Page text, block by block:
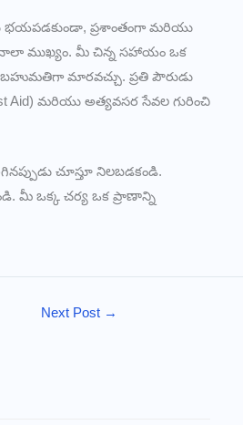
భయపడకుండా, ప్రశాంతంగా మరియు
ముఖ్యం. మీ చిన్న సహాయం ఒక
మారవచ్చు. ప్రతి పౌరుడు
Aid) మరియు అత్యవసర సేవల గురించి
చూస్తూ నిలబడకండి.
మీ ఒక్క చర్య ఒక ప్రాణాన్ని
Next Post →